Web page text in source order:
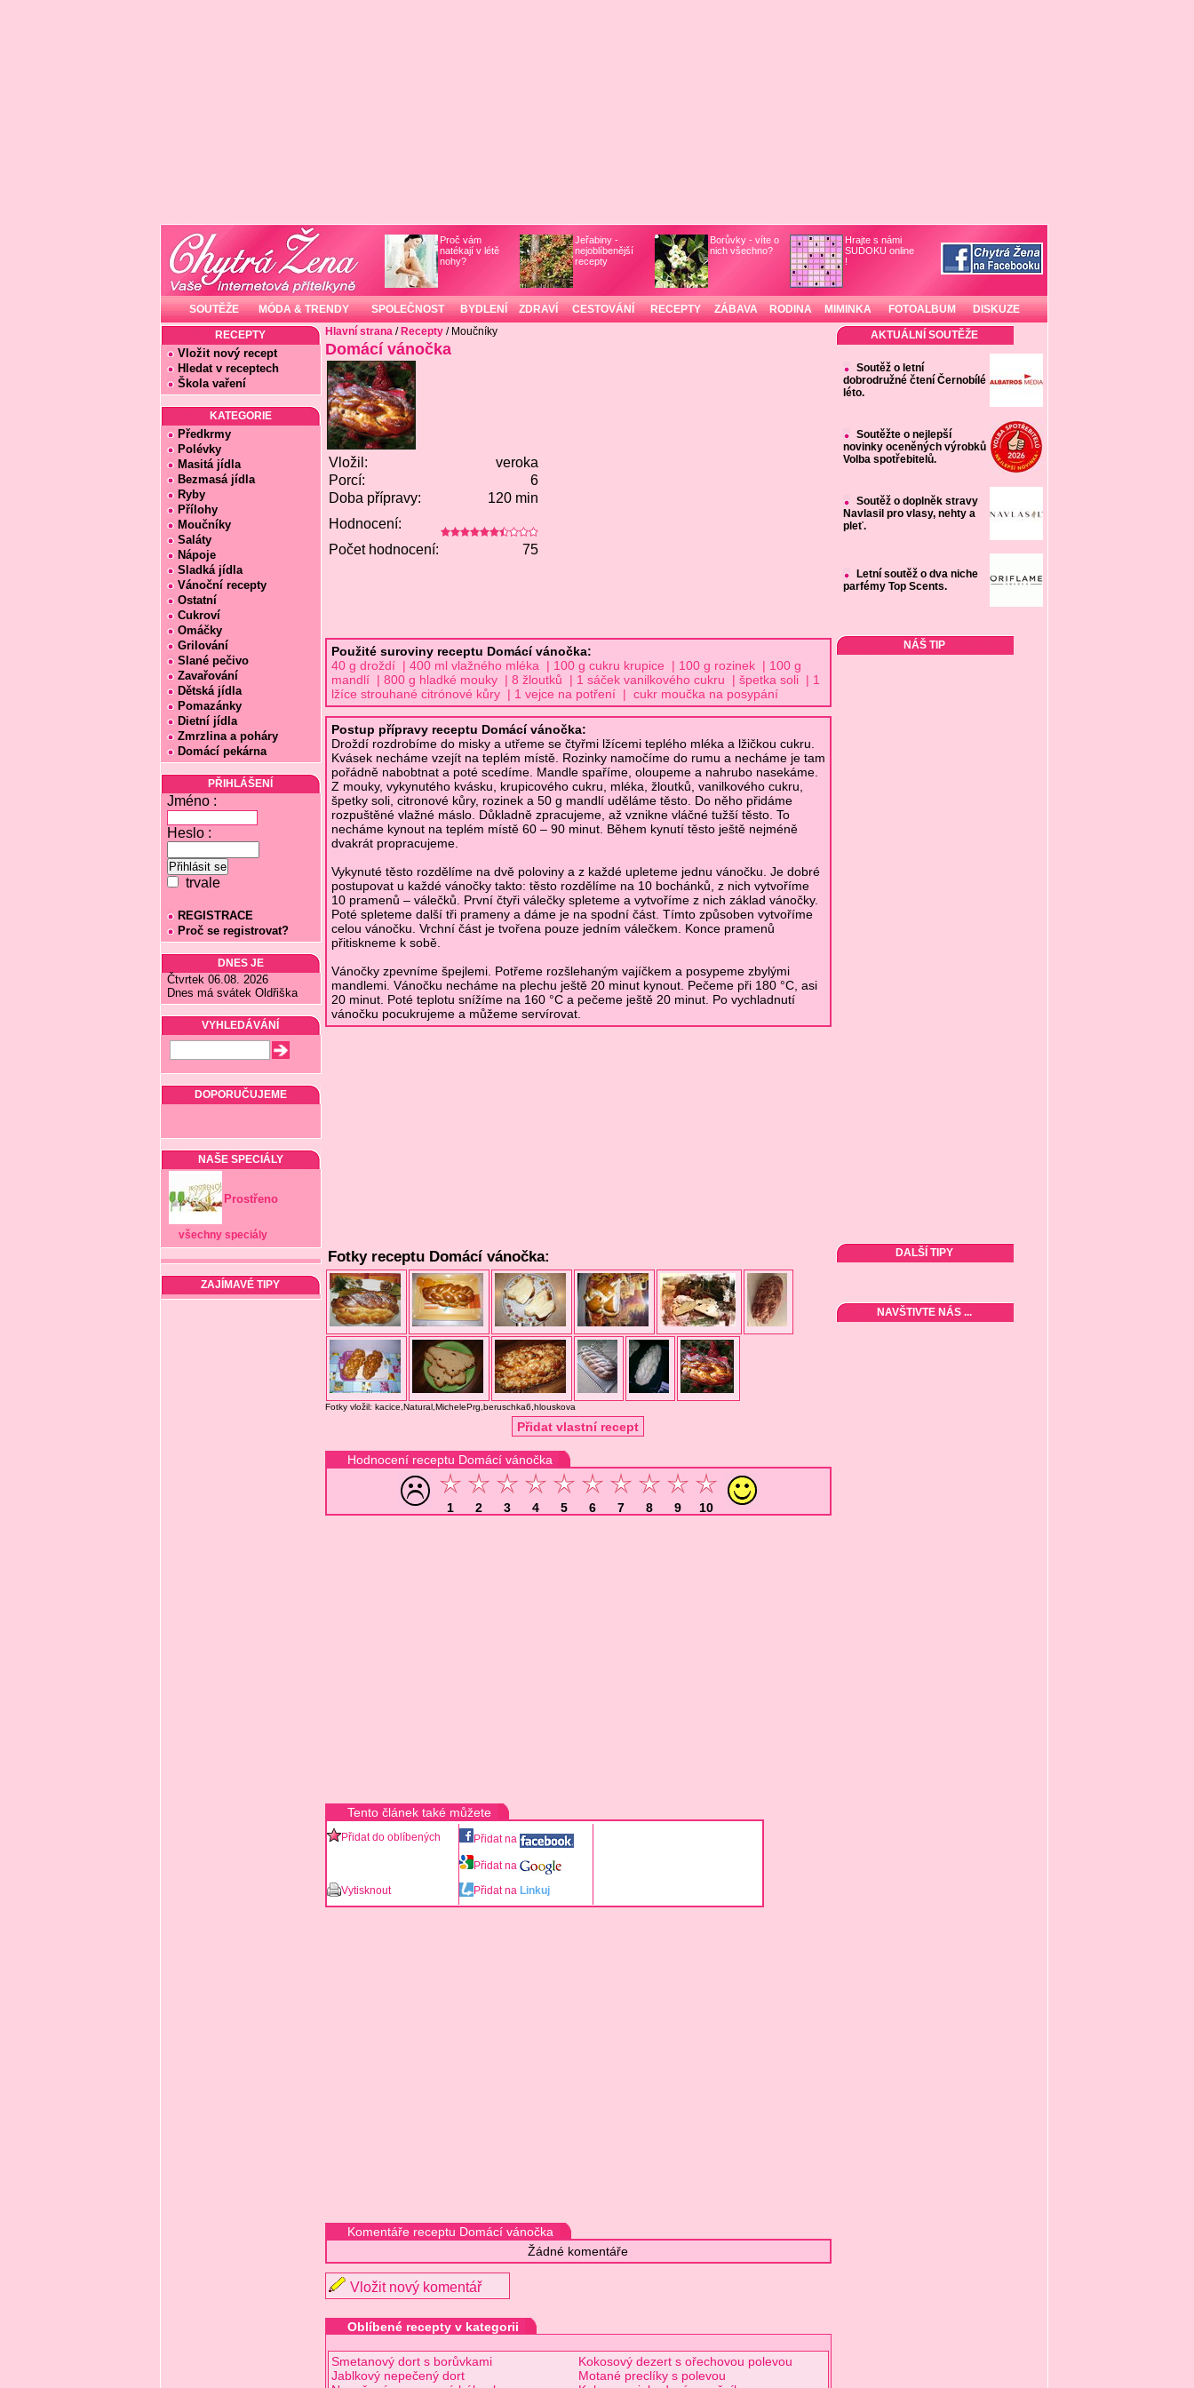
Proč vám
natékají v létě
nohy?
Jeřabiny -
nejoblíbenější
recepty
Borůvky - víte o
nich všechno?
Hrajte s námi
SUDOKU online
!
SOUTĚŽE MÓDA & TRENDY SPOLEČNOST BYDLENÍ ZDRAVÍ CESTOVÁNÍ RECEPTY ZÁBAVA RODINA MIMINKA FOTOALBUM DISKUZE
RECEPTY
Vložit nový recept
Hledat v receptech
Škola vaření
KATEGORIE
Předkrmy
Polévky
Masitá jídla
Bezmasá jídla
Ryby
Přílohy
Moučníky
Saláty
Nápoje
Sladká jídla
Vánoční recepty
Ostatní
Cukroví
Omáčky
Grilování
Slané pečivo
Zavařování
Dětská jídla
Pomazánky
Dietní jídla
Zmrzlina a poháry
Domácí pekárna
PŘIHLÁŠENÍ
Jméno :
Heslo :
trvale
REGISTRACE
Proč se registrovat?
DNES JE
Čtvrtek 06.08. 2026
Dnes má svátek Oldřiška
VYHLEDÁVÁNÍ
DOPORUČUJEME
NAŠE SPECIÁLY
Prostřeno
všechny speciály
ZAJÍMAVÉ TIPY
Hlavní strana/ Recepty/ Moučníky
Domácí vánočka
Vložil:
veroka
Porcí:
6
Doba přípravy:
120 min
Hodnocení:
Počet hodnocení:
75
Použité suroviny receptu Domácí vánočka:
40 g droždí | 400 ml vlažného mléka | 100 g cukru krupice | 100 g rozinek | 100 g
mandlí | 800 g hladké mouky | 8 žloutků | 1 sáček vanilkového cukru | špetka soli | 1
lžíce strouhané citrónové kůry | 1 vejce na potření | cukr moučka na posypání
Postup přípravy receptu Domácí vánočka:
Droždí rozdrobíme do misky a utřeme se čtyřmi lžícemi teplého mléka a lžičkou cukru.
Kvásek necháme vzejít na teplém místě. Rozinky namočíme do rumu a necháme je tam
pořádně nabobtnat a poté scedíme. Mandle spaříme, oloupeme a nahrubo nasekáme.
Z mouky, vykynutého kvásku, krupicového cukru, mléka, žloutků, vanilkového cukru,
špetky soli, citronové kůry, rozinek a 50 g mandlí uděláme těsto. Do něho přidáme
rozpuštěné vlažné máslo. Důkladně zpracujeme, až vznikne vláčné tužší těsto. To
necháme kynout na teplém místě 60 – 90 minut. Během kynutí těsto ještě nejméně
dvakrát propracujeme.
Vykynuté těsto rozdělíme na dvě poloviny a z každé upleteme jednu vánočku. Je dobré
postupovat u každé vánočky takto: těsto rozdělíme na 10 bochánků, z nich vytvoříme
10 pramenů – válečků. První čtyři válečky spleteme a vytvoříme z nich základ vánočky.
Poté spleteme další tři prameny a dáme je na spodní část. Tímto způsoben vytvoříme
celou vánočku. Vrchní část je tvořena pouze jedním válečkem. Konce pramenů
přitiskneme k sobě.
Vánočky zpevníme špejlemi. Potřeme rozšlehaným vajíčkem a posypeme zbylými
mandlemi. Vánočku necháme na plechu ještě 20 minut kynout. Pečeme při 180 °C, asi
20 minut. Poté teplotu snížíme na 160 °C a pečeme ještě 20 minut. Po vychladnutí
vánočku pocukrujeme a můžeme servírovat.
Fotky receptu Domácí vánočka:
Fotky vložil: kacice,Natural,MichelePrg,beruschka6,hlouskova
Přidat vlastní recept
Hodnocení receptu Domácí vánočka
1 2 3 4 5 6 7 8 9 10
Tento článek také můžete
Přidat do oblíbených Přidat na
Přidat na
Vytisknout
Přidat na Linkuj
Komentáře receptu Domácí vánočka
Žádné komentáře
Vložit nový komentář
Oblíbené recepty v kategorii
Smetanový dort s borůvkami
Jablkový nepečený dort
Kokosový dezert s ořechovou polevou
Motané preclíky s polevou
AKTUÁLNÍ SOUTĚŽE
Soutěž o letní
dobrodružné čtení Černobílé
léto.
Soutěžte o nejlepší
novinky oceněných výrobků
Volba spotřebitelů.
Soutěž o doplněk stravy
Navlasil pro vlasy, nehty a
pleť.
Letní soutěž o dva niche
parfémy Top Scents.
NÁŠ TIP
DALŠÍ TIPY
NAVŠTIVTE NÁS ...